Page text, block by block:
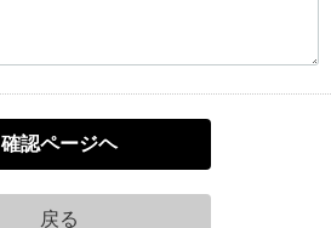
確認ページヘ
戻る